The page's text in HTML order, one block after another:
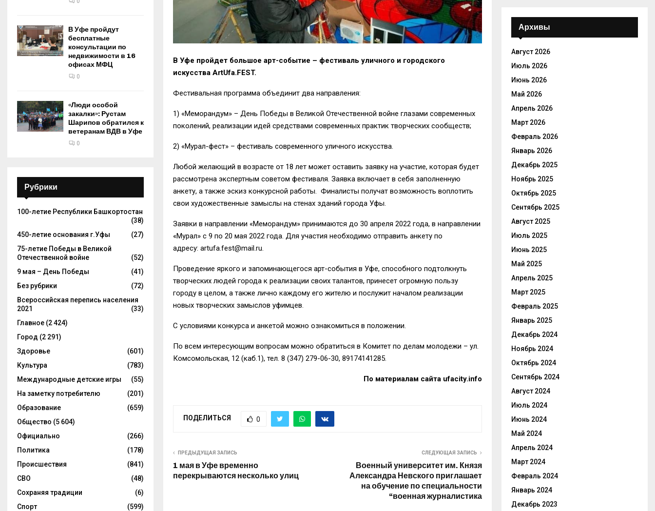
В Уфе пройдет большое арт-событие – фестиваль уличного и городского
искусства ArtUfa.FEST.
Фестивальная программа объединит два направления:
1) «Меморандум» – День Победы в Великой Отечественной войне глазами современных
поколений, реализации идей средствами современных практик творческих сообществ;
2) «Мурал-фест» – фестиваль современного уличного искусства.
Любой желающий в возрасте от 18 лет может оставить заявку на участие, которая будет
рассмотрена экспертным советом фестиваля. Заявка включает в себя заполненную
анкету, а также эскиз конкурсной работы. Финалисты получат возможность воплотить
свои художественные замыслы на стенах зданий города Уфы.
Заявки в направлении «Меморандум» принимаются до 30 апреля 2022 года, в направлении
«Мурал» с 9 по 20 мая 2022 года. Для участия необходимо отправить анкету по
адресу: artufa.fest@mail.ru.
Проведение яркого и запоминающегося арт-события в Уфе, способного подтолкнуть
творческих людей города к реализации своих талантов, принесет огромную пользу
городу в целом, а также лично каждому его жителю и послужит началом реализации
новых творческих замыслов уфимцев.
С условиями конкурса и анкетой можно ознакомиться в положении.
По всем интересующим вопросам можно обратиться в Комитет по делам молодежи – ул.
Комсомольская, 12 (каб.1), тел. 8 (347) 279-06-30, 89174141285.
По материалам сайта ufacity.info
ПОДЕЛИТЬСЯ 0
ПРЕДЫДУЩАЯ ЗАПИСЬ
1 мая в Уфе временно
перекрываются несколько улиц
СЛЕДУЮЩАЯ ЗАПИСЬ
Военный университет им. Князя
Александра Невского приглашает
на обучение по специальности
“военная журналистика
В Уфе пройдут
бесплатные
консультации по
недвижимости в 16
офисах МФЦ
0
«Люди особой
закалки»: Рустам
Шарипов обратился к
ветеранам ВДВ в Уфе
0
Рубрики
100-летие Республики Башкортостан
(38)
450-летие основания г.Уфы
(27)
75-летие Победы в Великой
Отечественной войне
(52)
9 мая – День Победы
(41)
Без рубрики
(72)
Всероссийская перепись населения
2021
(33)
Главное (2 424)
Город (2 291)
Здоровье
(601)
Культура
(783)
Международные детские игры
(55)
На заметку потребителю
(201)
Образование
(659)
Общество (5 604)
Официально
(266)
Политика
(178)
Происшествия
(841)
СВО
(48)
Сохраняя традиции
(6)
Спорт
(599)
Архивы
Август 2026
Июль 2026
Июнь 2026
Май 2026
Апрель 2026
Март 2026
Февраль 2026
Январь 2026
Декабрь 2025
Ноябрь 2025
Октябрь 2025
Сентябрь 2025
Август 2025
Июль 2025
Июнь 2025
Май 2025
Апрель 2025
Март 2025
Февраль 2025
Январь 2025
Декабрь 2024
Ноябрь 2024
Октябрь 2024
Сентябрь 2024
Август 2024
Июль 2024
Июнь 2024
Май 2024
Апрель 2024
Март 2024
Февраль 2024
Январь 2024
Декабрь 2023